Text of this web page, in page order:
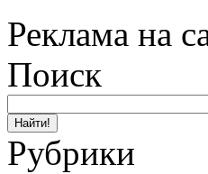
Реклама на
Поиск
Рубрики